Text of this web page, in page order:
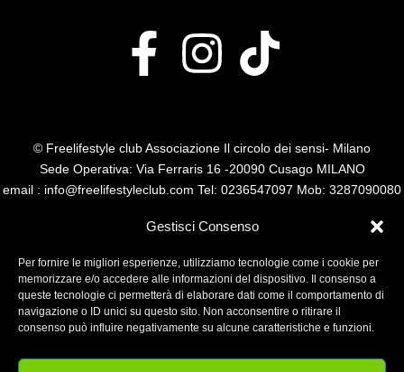
Gestisci Consenso
Per fornire le migliori esperienze, utilizziamo tecnologie come i cookie per
memorizzare e/o accedere alle informazioni del dispositivo. Il consenso a
queste tecnologie ci permetterà di elaborare dati come il comportamento di
navigazione o ID unici su questo sito. Non acconsentire o ritirare il
consenso può influire negativamente su alcune caratteristiche e funzioni.
© Freelifestyle club Associazione Il circolo dei sensi- Milano
Sede Operativa: Via Ferraris 16 -20090 Cusago MILANO
email : info@freelifestyleclub.com Tel: 0236547097 Mob: 3287090080